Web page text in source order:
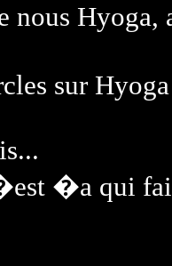
nous
sur
�a qui